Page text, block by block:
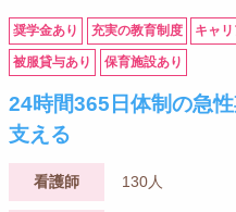
奨学金あり 充実の教育制度 キャ
被服貸与あり 保育施設あり
24時間365日体制の急
支える
看護師 130人